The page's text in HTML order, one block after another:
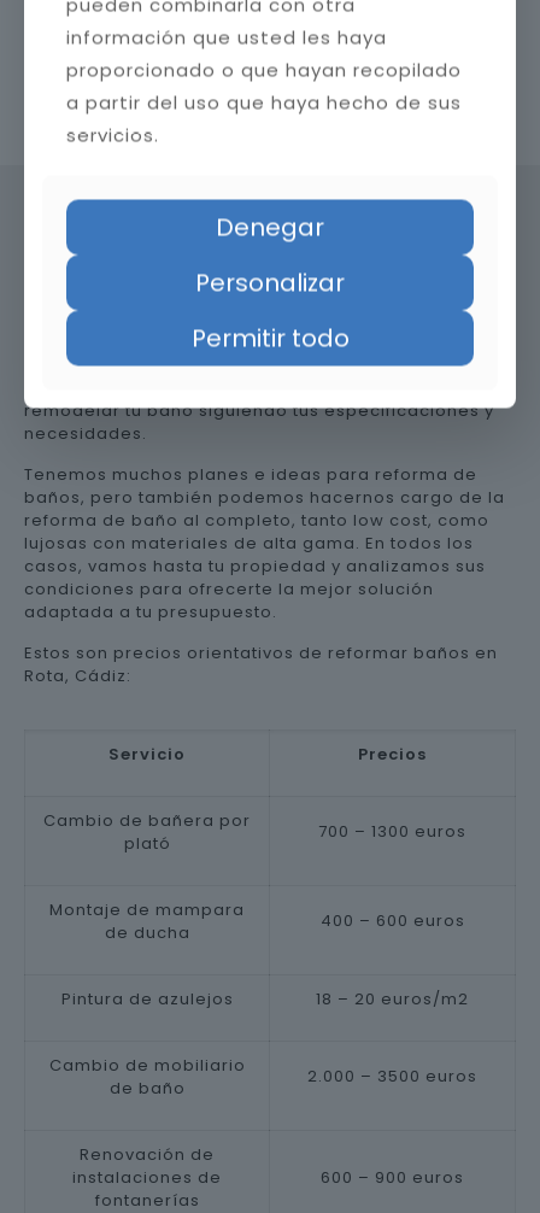
Contacta con nosotros
Precio de reformar el baño en
remodelar tu baño siguiendo tus especificaciones y
necesidades.
Tenemos muchos planes e ideas para reforma de
baños, pero también podemos hacernos cargo de la
reforma de baño al completo, tanto low cost, como
lujosas con materiales de alta gama. En todos los
casos, vamos hasta tu propiedad y analizamos sus
condiciones para ofrecerte la mejor solución
adaptada a tu presupuesto.
Estos son precios orientativos de reformar baños en
Rota, Cádiz:
Servicio Precios
Cambio de bañera por
plató
700 – 1300 euros
Montaje de mampara
de ducha
400 – 600 euros
Pintura de azulejos 18 – 20 euros/m2
Cambio de mobiliario
de baño
2.000 – 3500 euros
Renovación de
instalaciones de
fontanerías
600 – 900 euros
información que usted les haya
proporcionado o que hayan recopilado
a partir del uso que haya hecho de sus
servicios.
Denegar
Personalizar
Permitir todo